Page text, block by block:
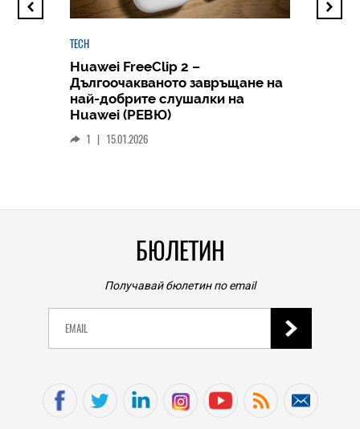
TECH
Huawei FreeClip 2 –
Дългоочакваното завръщане на
най-добрите слушалки на
Huawei (РЕВЮ)
1 | 15.01.2026
БЮЛЕТИН
Получавай бюлетин по email